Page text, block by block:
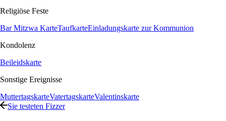
Religiöse Feste
Bar Mitzwa KarteTaufkarteEinladungskarte zur Kommunion
Kondolenz
Beileidskarte
Sonstige Ereignisse
MuttertagskarteVatertagskarteValentinskarte
Sie testeten Fizzer